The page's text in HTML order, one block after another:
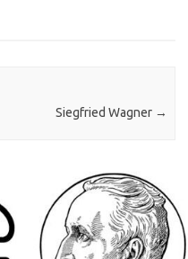
Siegfried Wagner →